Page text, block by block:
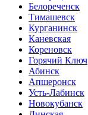
Белореченск
Тимашевск
Курганинск
Каневская
Кореновск
Горячий Ключ
Абинск
Апшеронск
Усть-Лабинск
Новокубанск